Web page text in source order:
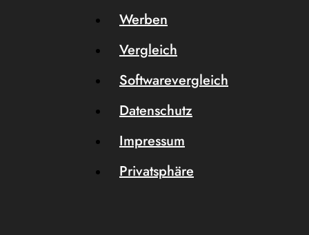
Werben
Vergleich
Softwarevergleich
Datenschutz
Impressum
Privatsphäre